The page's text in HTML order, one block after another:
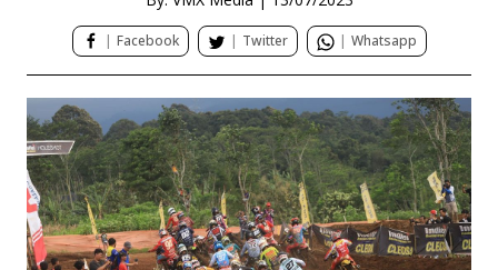
| Facebook | Twitter | Whatsapp